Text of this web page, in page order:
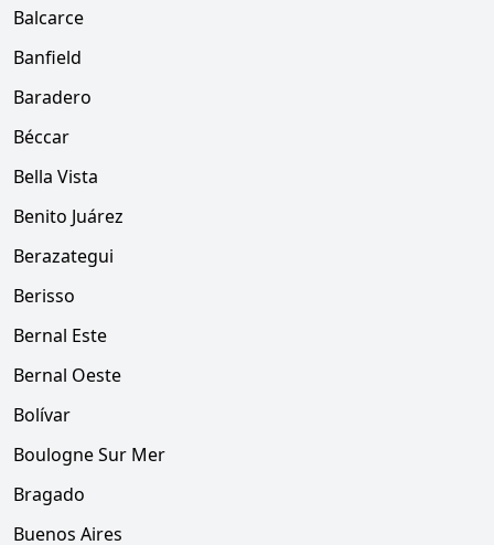
Balcarce
Banfield
Baradero
Béccar
Bella Vista
Benito Juárez
Berazategui
Berisso
Bernal Este
Bernal Oeste
Bolívar
Boulogne Sur Mer
Bragado
Buenos Aires